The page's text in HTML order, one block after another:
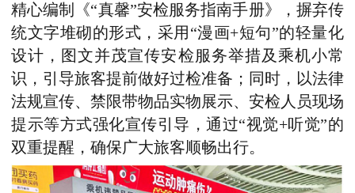
精心编制《“真馨”安检服务指南手册》，摒弃传
统文字堆砌的形式，采用“漫画+短句”的轻量化
设计，图文并茂宣传安检服务举措及乘机小常
识，引导旅客提前做好过检准备；同时，以法律
法规宣传、禁限带物品实物展示、安检人员现场
提示等方式强化宣传引导，通过“视觉+听觉”的
双重提醒，确保广大旅客顺畅出行。